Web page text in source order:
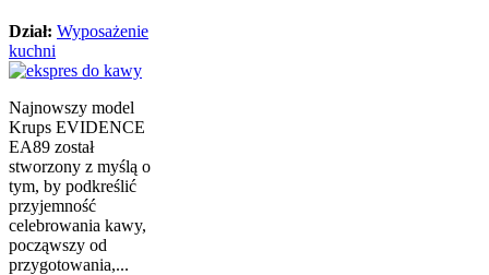
Dział: Wyposażenie
kuchni
Najnowszy model
Krups EVIDENCE
EA89 został
stworzony z myślą o
tym, by podkreślić
przyjemność
celebrowania kawy,
począwszy od
przygotowania,...